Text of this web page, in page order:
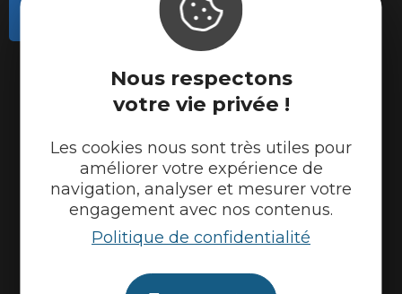
Nous respectons
votre vie privée !
Les cookies nous sont très utiles pour
améliorer votre expérience de
navigation, analyser et mesurer votre
engagement avec nos contenus.
Politique de confidentialité
Contactez-nous
Actualités
Météo
Marque Accueil Vélo
Espace presse
Espace pro
Partenaires